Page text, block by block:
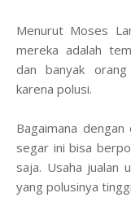
Menurut Moses
mereka adalah
dan banyak
karena polusi.
Bagaimana
segar ini bisa
saja. Usaha jualan
yang polusinya